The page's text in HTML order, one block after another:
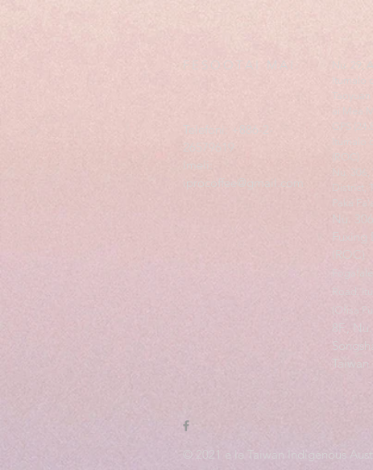
FESOOTAI MAI:
Telefoni: +886-2-
iprocoffee@gmail.com
Nu. 29,
Itumalo
ai Mea
GPS
Itumalo
Nu.
Road,
(Ofisa
8F.,
Taiwan
© 2021 e le Taiwan Indigenous